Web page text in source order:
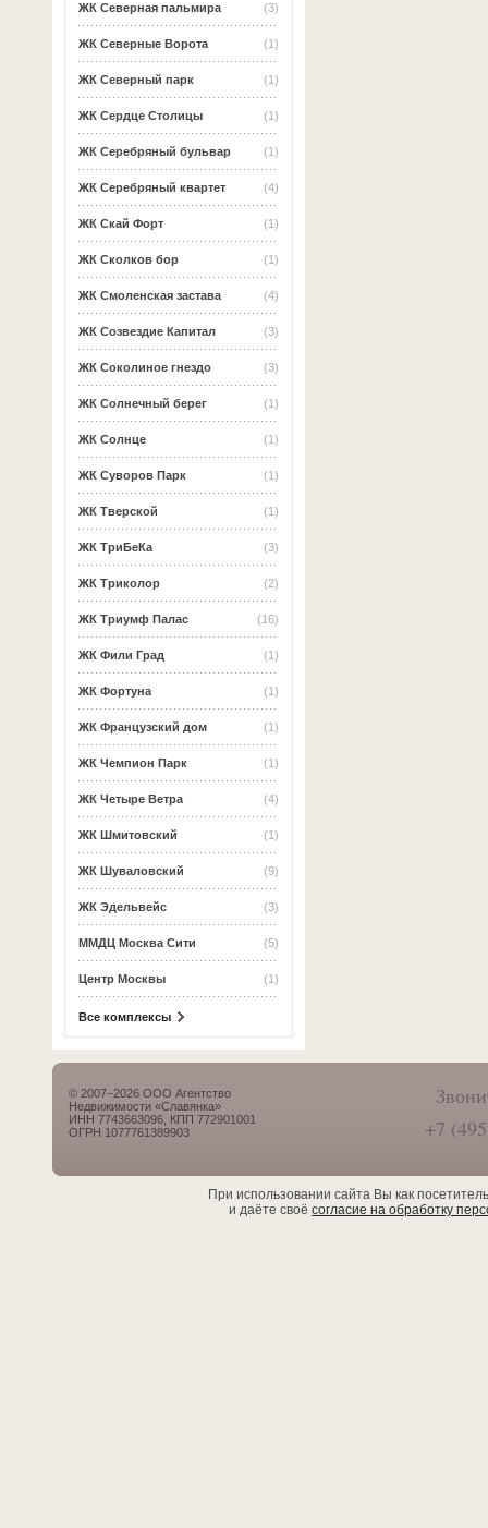
(3)
ЖК Северная пальмира
(1)
ЖК Северные Ворота
(1)
ЖК Северный парк
(1)
ЖК Сердце Столицы
(1)
ЖК Серебряный бульвар
(4)
ЖК Серебряный квартет
(1)
ЖК Скай Форт
(1)
ЖК Сколков бор
(4)
ЖК Смоленская застава
(3)
ЖК Созвездие Капитал
(3)
ЖК Соколиное гнездо
(1)
ЖК Солнечный берег
(1)
ЖК Солнце
(1)
ЖК Суворов Парк
(1)
ЖК Тверской
(3)
ЖК ТриБеКа
(2)
ЖК Триколор
(16)
ЖК Триумф Палас
(1)
ЖК Фили Град
(1)
ЖК Фортуна
(1)
ЖК Французский дом
(1)
ЖК Чемпион Парк
(4)
ЖК Четыре Ветра
(1)
ЖК Шмитовский
(9)
ЖК Шуваловский
(3)
ЖК Эдельвейс
(5)
ММДЦ Москва Сити
(1)
Центр Москвы
Все комплексы
© 2007–2026 ООО Агентство
Недвижимости «Славянка»
ИНН 7743663096, КПП 772901001
ОГРН 1077761389903
+7
При использовании сайта Вы как
и даёте своё согласие на обработку